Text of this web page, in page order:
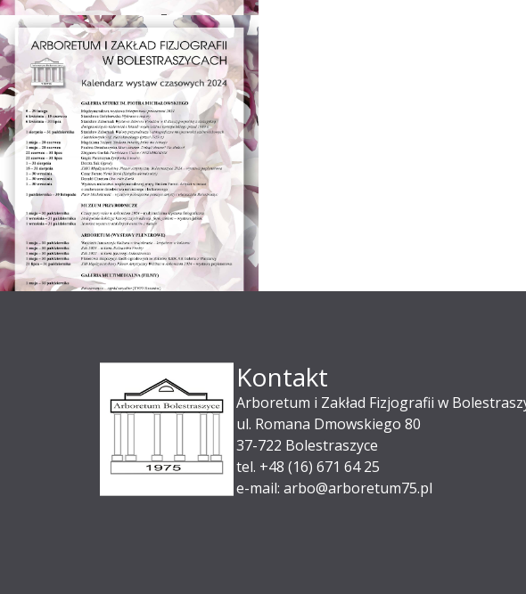
Kontakt
Arboretum i Zakład Fizjografii w
ul. Romana Dmowskiego 80
37-722 Bolestraszyce
tel. +48 (16) 671 64 25
e-mail: arbo@arboretum75.pl